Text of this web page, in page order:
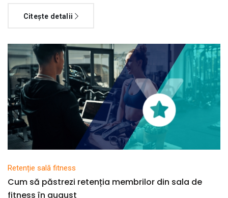
Citește detalii
Retenție sală fitness
Cum să păstrezi retenția membrilor din sala de
fitness în august